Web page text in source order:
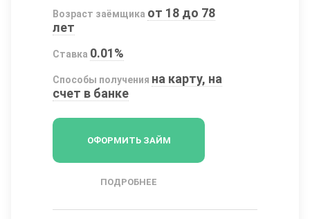
Возраст заёмщика от 18 до 78
лет
Ставка 0.01%
Способы получения на карту, на
счет в банке
ОФОРМИТЬ ЗАЙМ
ПОДРОБНЕЕ